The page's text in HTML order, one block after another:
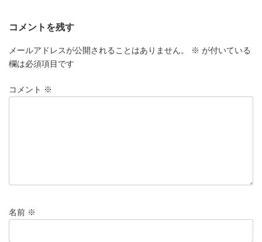
コメントを残す
メールアドレスが公開されることはありません。 ※ が付いている
欄は必須項目です
コメント ※
名前 ※